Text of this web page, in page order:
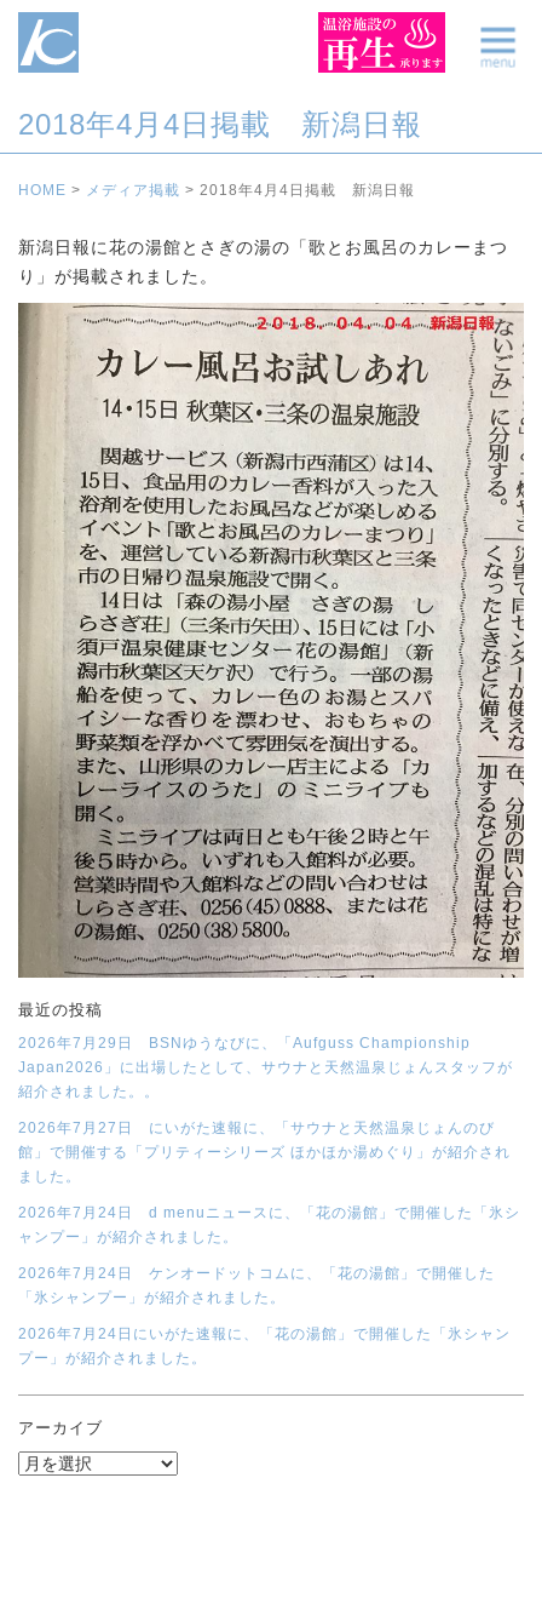
2018年4月4日掲載 新潟日報
HOME > メディア掲載 > 2018年4月4日掲載 新潟日報
新潟日報に花の湯館とさぎの湯の「歌とお風呂のカレーまつ
り」が掲載されました。
最近の投稿
2026年7月29日 BSNゆうなびに、「Aufguss Championship
Japan2026」に出場したとして、サウナと天然温泉じょんスタッフが
紹介されました。。
2026年7月27日 にいがた速報に、「サウナと天然温泉じょんのび
館」で開催する「プリティーシリーズ ほかほか湯めぐり」が紹介され
ました。
2026年7月24日 d menuニュースに、「花の湯館」で開催した「氷シ
ャンプー」が紹介されました。
2026年7月24日 ケンオードットコムに、「花の湯館」で開催した
「氷シャンプー」が紹介されました。
2026年7月24日にいがた速報に、「花の湯館」で開催した「氷シャン
プー」が紹介されました。
アーカイブ